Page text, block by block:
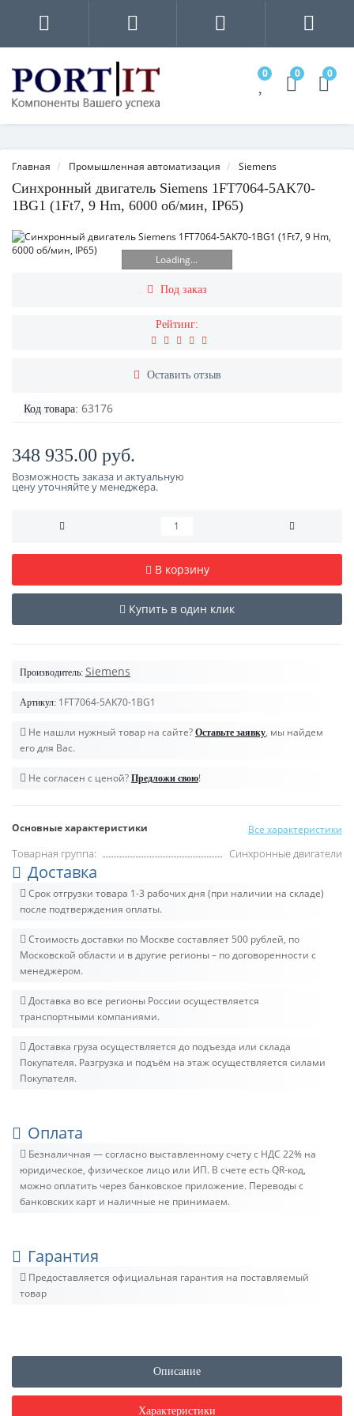
0 0 0
Главная Промышленная автоматизация Siemens
Синхронный двигатель Siemens 1FT7064-5AK70-
1BG1 (1Ft7, 9 Hm, 6000 об/мин, IP65)
Loading...
Под заказ
Рейтинг:
Оставить отзыв
Код товара: 63176
348 935.00 руб.
Возможность заказа и актуальную
цену уточняйте у менеджера.
В корзину
Купить в один клик
Производитель: Siemens
Артикул: 1FT7064-5AK70-1BG1
Не нашли нужный товар на сайте? Оставьте заявку, мы найдем
его для Вас.
Не согласен с ценой? Предложи свою!
Основные характеристики Все характеристики
Товарная группа: Синхронные двигатели
Доставка
Срок отгрузки товара 1-3 рабочих дня (при наличии на складе)
после подтверждения оплаты.
Стоимость доставки по Москве составляет 500 рублей, по
Московской области и в другие регионы – по договоренности с
менеджером.
Доставка во все регионы России осуществляется
транспортными компаниями.
Доставка груза осуществляется до подъезда или склада
Покупателя. Разгрузка и подъём на этаж осуществляется силами
Покупателя.
Оплата
Безналичная — согласно выставленному счету c НДС 22% на
юридическое, физическое лицо или ИП. В счете есть QR-код,
можно оплатить через банковское приложение. Переводы с
банковских карт и наличные не принимаем.
Гарантия
Предоставляется официальная гарантия на поставляемый
товар
Описание
Характеристики